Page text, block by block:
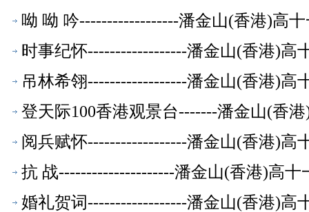
呦 呦 吟------------------潘金山(香港)高
时事纪怀------------------潘金山(香港)高
吊林希翎------------------潘金山(香港)高
登天际100香港观景台-------潘金山(香
阅兵赋怀------------------潘金山(香港)高
抗 战---------------------潘金山(香港)高十
婚礼贺词------------------潘金山(香港)高